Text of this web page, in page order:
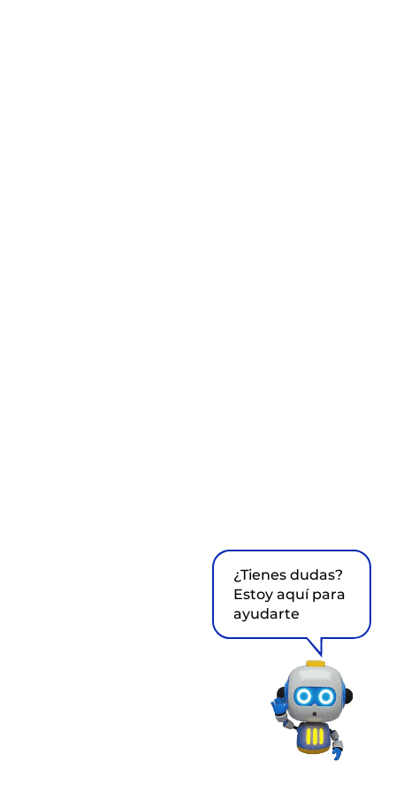
¿Tienes dudas?
Estoy aquí para
ayudarte